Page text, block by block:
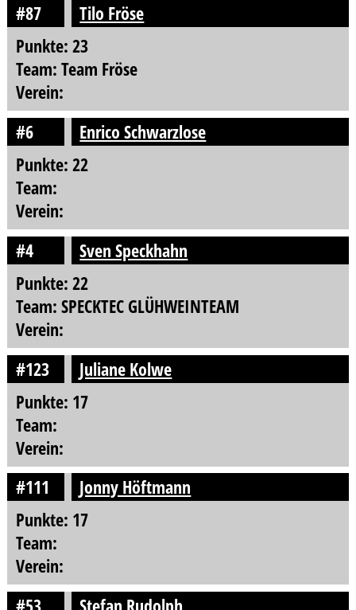
#87
Tilo Fröse
Punkte: 23
Team: Team Fröse
Verein:
#6
Enrico Schwarzlose
Punkte: 22
Team:
Verein:
#4
Sven Speckhahn
Punkte: 22
Team: SPECKTEC GLÜHWEINTEAM
Verein:
#123
Juliane Kolwe
Punkte: 17
Team:
Verein:
#111
Jonny Höftmann
Punkte: 17
Team:
Verein: